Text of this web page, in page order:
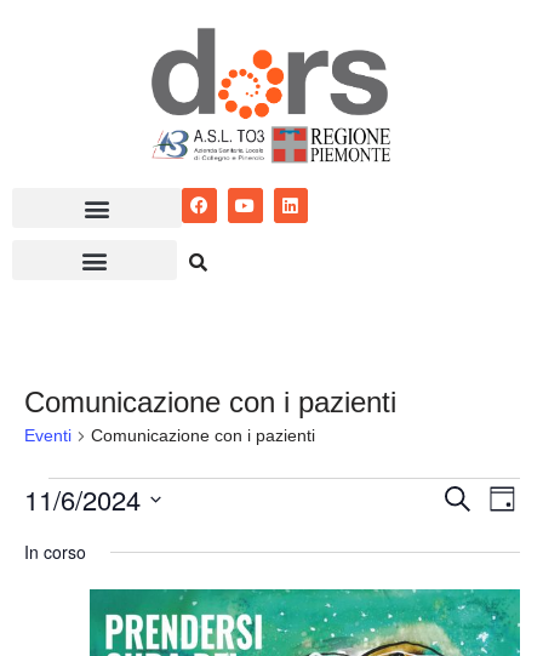
Comunicazione con i pazienti
Eventi Comunicazione con i pazienti
Eventi
e
viste
Cerca
11/6/2024
la
In corso